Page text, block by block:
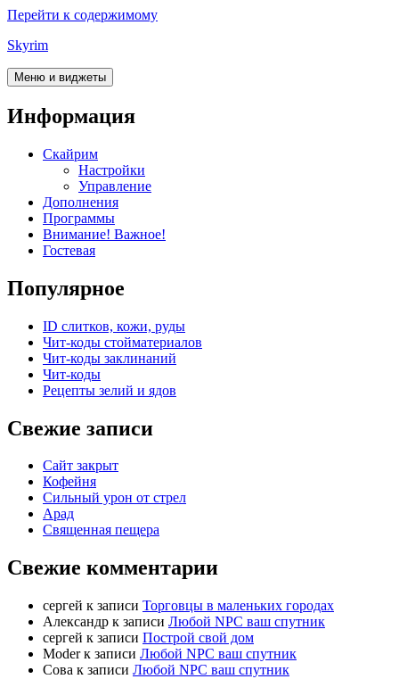
Перейти к содержимому
Skyrim
Меню и виджеты
Информация
Скайрим
Настройки
Управление
Дополнения
Программы
Внимание! Важное!
Гостевая
Популярное
ID слитков, кожи, руды
Чит-коды стойматериалов
Чит-коды заклинаний
Чит-коды
Рецепты зелий и ядов
Свежие записи
Сайт закрыт
Кофейня
Cильный урон от стрел
Арад
Священная пещера
Свежие комментарии
cергей к записи Торговцы в маленьких городах
Александр к записи Любой NPC ваш спутник
cергей к записи Построй свой дом
Moderк записи Любой NPC ваш спутник
Сова к записи Любой NPC ваш спутник